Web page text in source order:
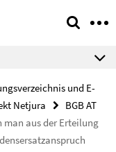
und E-
Netjura
BGB AT
man aus der Erteilung